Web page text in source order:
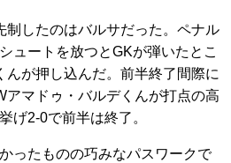
したのはバルサだった。ペナル
ュートを放つとGKが弾いたとこ
んが押し込んだ。前半終了間際に
アマドゥ・バルデくんが打点の高
げ2-0で前半は終了。
ったものの巧みなパスワークで